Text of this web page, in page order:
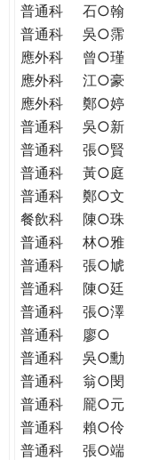
普通科
石○翰
普通科
吳○霈
應外科
曾○瑾
應外科
江○豪
應外科
鄭○婷
普通科
吳○新
普通科
張○賢
普通科
黃○庭
普通科
鄭○文
餐飲科
陳○珠
普通科
林○雅
普通科
張○虓
普通科
陳○廷
普通科
張○澤
普通科
廖○
普通科
吳○勳
普通科
翁○閔
普通科
龎○元
普通科
賴○伶
普通科
張○端